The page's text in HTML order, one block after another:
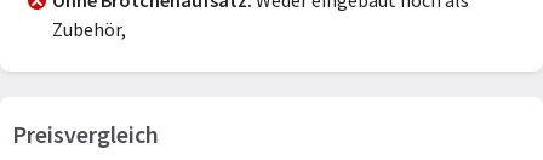
Zubehör,
Preisvergleich